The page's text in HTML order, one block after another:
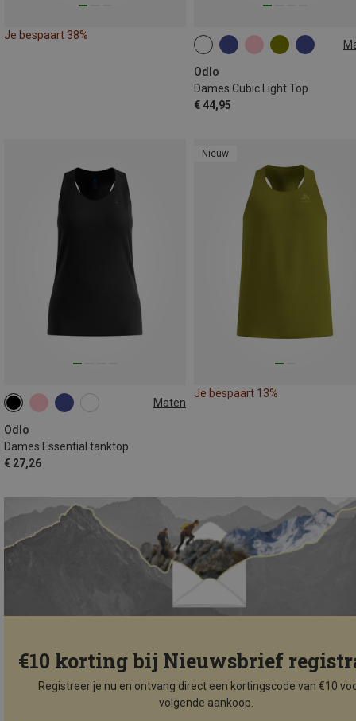
Je bespaart 38%
Odlo
Dames Cubic Light Top
€ 44,95
XS L XL
Maten
Odlo
Dames Essential tanktop
€ 27,26
XS M
Nieuw
Je bespaart 13%
€10 korting bij Nieuwsbrief
Registreer je nu en ontvang direct een kortingscode van €10
volgende aankoop.